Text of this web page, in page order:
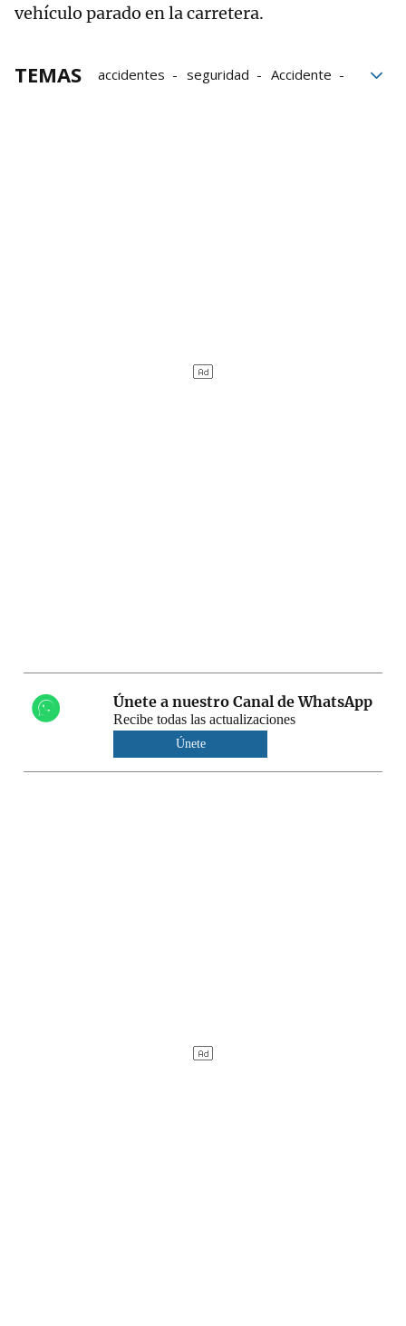
vehículo parado en la carretera.
TEMAS accidentes seguridad
Accidente
Únete a nuestro Canal de WhatsApp
Recibe todas las actualizaciones
Únete